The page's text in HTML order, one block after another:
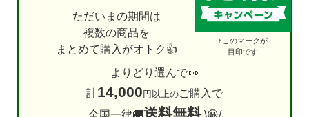
↑このマークが
目印です
ただいまの期間は
複数の商品を
まとめて購入がオトク👍
よりどり選んで👀
計14,000円以上のご購入で
全国一律🚚送料無料\😀/